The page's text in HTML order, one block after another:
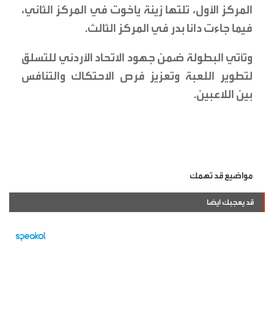
المركز الأول، تلتها زينة ياخوت في المركز الثاني،
فيما جاءت دانا بدر في المركز الثالث.
وتأتي البطولة ضمن جهود الاتحاد الأردني للتسلق
لتطوير اللعبة وتعزيز فرص الاحتكاك والتنافس
بين اللاعبين.
مواضيع قد تهمك
قد يعجبك ايضا